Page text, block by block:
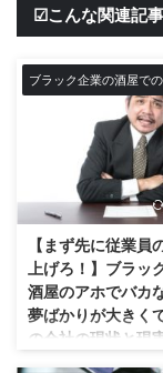
☑こんな関連記
ブラック企業の酒屋で
【まず先に従業員
上げろ！】ブラッ
酒屋のアホでバカ
夢ばかりが大きく
の会社の現状と現